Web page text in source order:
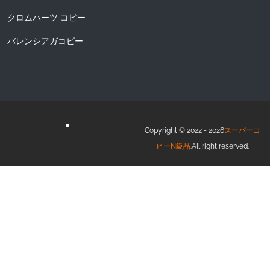
クロムハーツ コピー
バレンシアガコピー
Copyright © 2022 - 2026スーパーコ
ピーN級品.All right reserved.